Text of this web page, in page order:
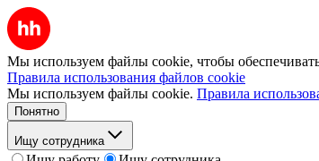
Мы используем файлы cookie, чтобы
Правила использования файлов cookie
Мы используем файлы cookie. Правила
Понятно
Ищу сотрудника